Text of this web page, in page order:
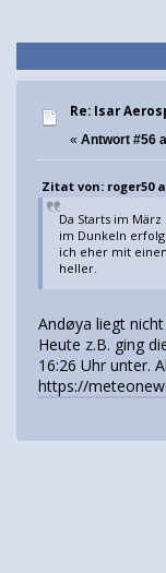
Re: Isar
« Antwort #56
Zitat von: roger50
Da Starts im
im Dunkeln
ich eher mit
heller.
Andøya liegt
Heute z.B. ging
16:26 Uhr unter.
https://